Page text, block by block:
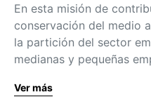
En esta misión de
conservación del medio
la partición del sector
medianas y pequeñas
Ver más